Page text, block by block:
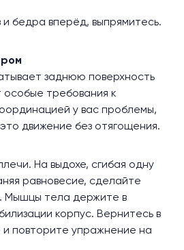
и бедра вперёд, выпрямитесь.
заднюю поверхность
особые требования к
у вас проблемы,
движение без отягощения.
На выдохе, сгибая одну
равновесие, сделайте
Мышцы тела держите в
корпус. Вернитесь в
повторите упражнение на